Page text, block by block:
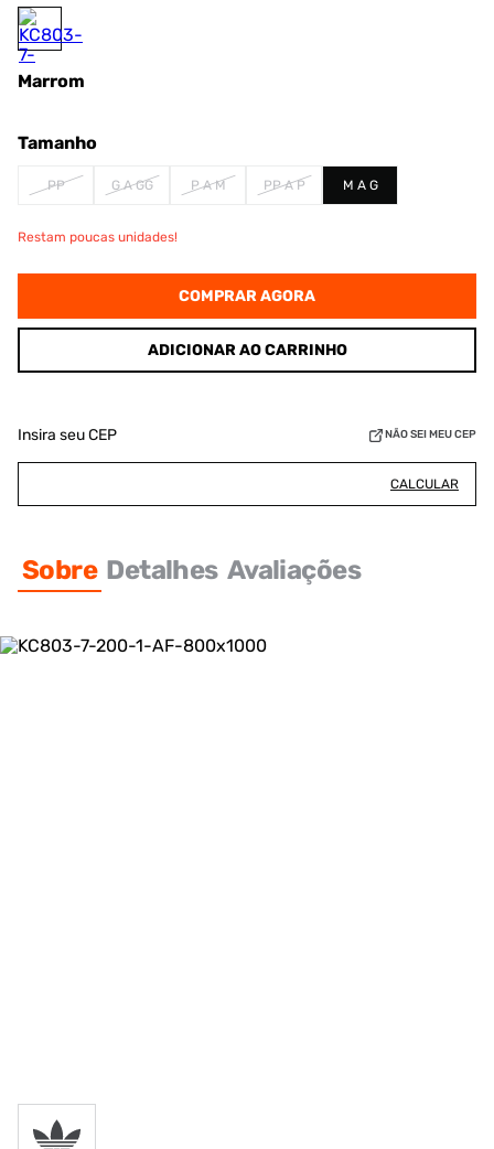
Marrom
Tamanho
PP G A GG P A M PP A P M A G
Restam poucas unidades!
COMPRAR AGORA
ADICIONAR AO CARRINHO
Insira seu CEP NÃO SEI MEU CEP
CALCULAR
Sobre Detalhes Avaliações